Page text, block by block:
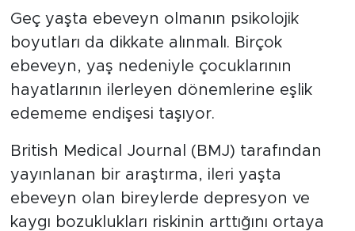
Geç yaşta ebeveyn olmanın psikolojik
boyutları da dikkate alınmalı. Birçok
ebeveyn, yaş nedeniyle çocuklarının
hayatlarının ilerleyen dönemlerine eşlik
edememe endişesi taşıyor.
British Medical Journal (BMJ) tarafından
yayınlanan bir araştırma, ileri yaşta
ebeveyn olan bireylerde depresyon ve
kaygı bozuklukları riskinin arttığını ortaya